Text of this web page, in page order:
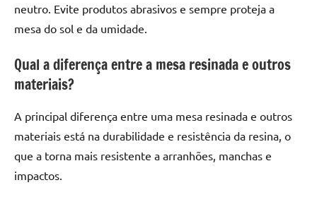
neutro. Evite produtos abrasivos e sempre proteja a
mesa do sol e da umidade.
Qual a diferença entre a mesa resinada e outros
materiais?
A principal diferença entre uma mesa resinada e outros
materiais está na durabilidade e resistência da resina, o
que a torna mais resistente a arranhões, manchas e
impactos.